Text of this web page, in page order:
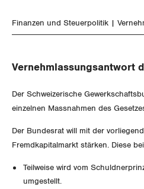
Flankierende Massnahmen
Arbeitsrechte
Gewerkschaftsrechte
Finanzen und Steuerpolitik
Verteilung
SOZIALPOLITIK
AHV
CORONA-VIRUS
Finanzen und Steuerpolitik
Vernehmlassungsantwort
Der Schweizerische
einzelnen Massnahmen des
Der Bundesrat will mit der
Fremdkapitalmarkt stärken. Diese
Teilweise wird vom
umgestellt.